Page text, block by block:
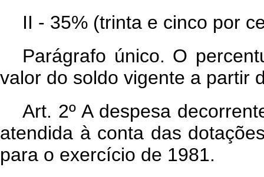
II - 35% (trinta e cinco por
Parágrafo único. O
valor do soldo vigente a partir
Art. 2º A despesa
atendida à conta das
para o exercício de 1981.